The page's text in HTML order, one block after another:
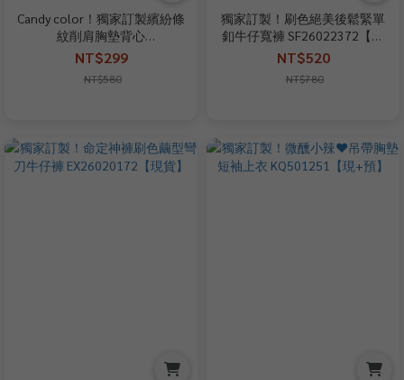
Candy color！獨家訂製繽紛條
紋削肩胸墊背心
WL2612431【現貨】
NT$299
NT$580
獨家訂製！刷色絕美後鬆緊單
釦牛仔寬褲 SF26022372【現
貨】
NT$520
NT$780